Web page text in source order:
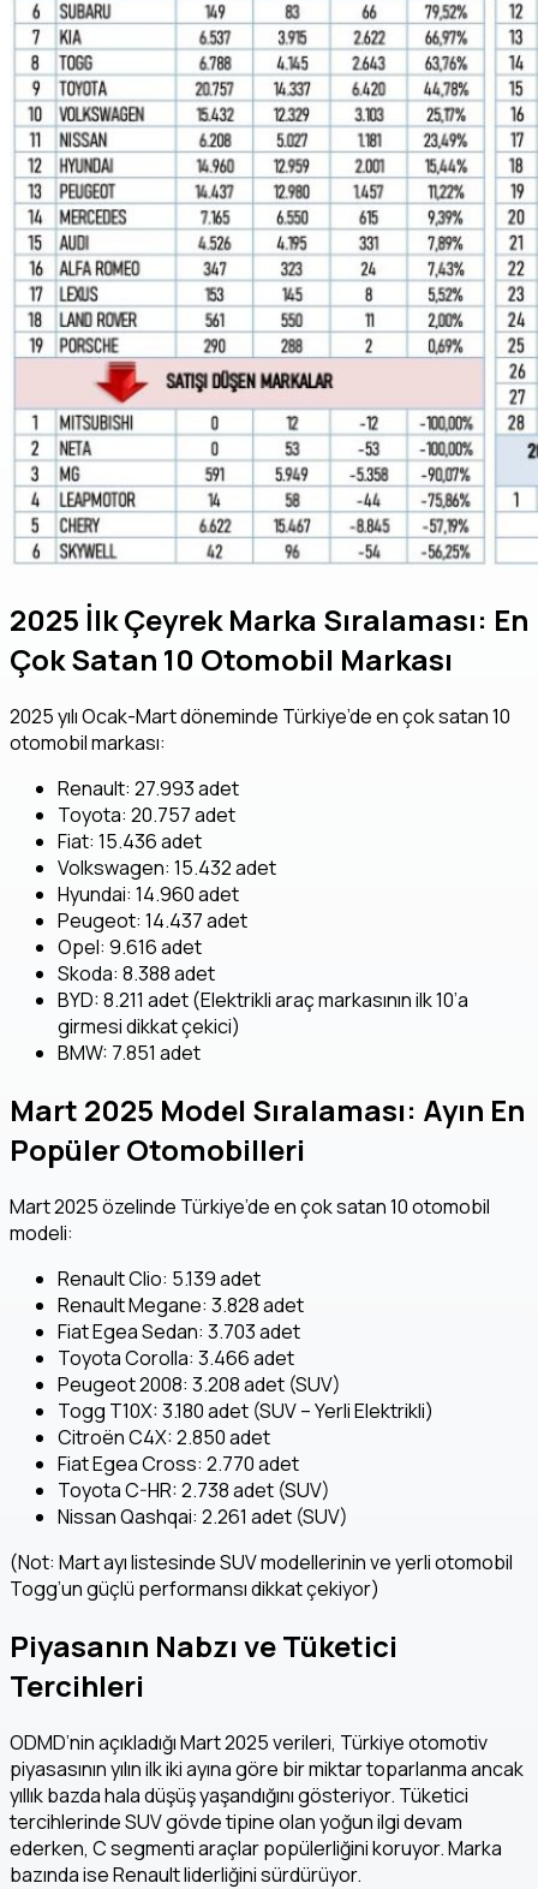
2025 İlk Çeyrek Marka Sıralaması: En
Çok Satan 10 Otomobil Markası
2025 yılı Ocak-Mart döneminde Türkiye’de en çok satan 10
otomobil markası:
Renault: 27.993 adet
Toyota: 20.757 adet
Fiat: 15.436 adet
Volkswagen: 15.432 adet
Hyundai: 14.960 adet
Peugeot: 14.437 adet
Opel: 9.616 adet
Skoda: 8.388 adet
BYD: 8.211 adet (Elektrikli araç markasının ilk 10’a
girmesi dikkat çekici)
BMW: 7.851 adet
Mart 2025 Model Sıralaması: Ayın En
Popüler Otomobilleri
Mart 2025 özelinde Türkiye’de en çok satan 10 otomobil
modeli:
Renault Clio: 5.139 adet
Renault Megane: 3.828 adet
Fiat Egea Sedan: 3.703 adet
Toyota Corolla: 3.466 adet
Peugeot 2008: 3.208 adet (SUV)
Togg T10X: 3.180 adet (SUV – Yerli Elektrikli)
Citroën C4X: 2.850 adet
Fiat Egea Cross: 2.770 adet
Toyota C-HR: 2.738 adet (SUV)
Nissan Qashqai: 2.261 adet (SUV)
(Not: Mart ayı listesinde SUV modellerinin ve yerli otomobil
Togg’un güçlü performansı dikkat çekiyor)
Piyasanın Nabzı ve Tüketici
Tercihleri
ODMD’nin açıkladığı Mart 2025 verileri, Türkiye otomotiv
piyasasının yılın ilk iki ayına göre bir miktar toparlanma ancak
yıllık bazda hala düşüş yaşandığını gösteriyor. Tüketici
tercihlerinde SUV gövde tipine olan yoğun ilgi devam
ederken, C segmenti araçlar popülerliğini koruyor. Marka
bazında ise Renault liderliğini sürdürüyor.